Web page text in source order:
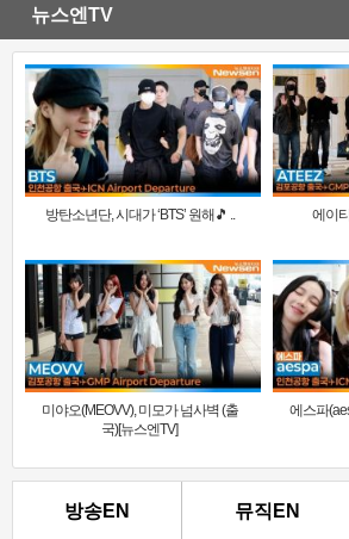
뉴스엔TV
방탄소년단, 시대가 ‘BTS’ 원해🎵 .. 에이
미야오(MEOVV), 미모가 넘사벽 (출
국)[뉴스엔TV]
에스파
방송EN 뮤직EN